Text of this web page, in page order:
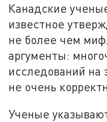
Канадские
известное
не более чем
аргументы:
исследований
не очень
Ученые